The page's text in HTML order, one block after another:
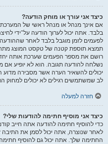
כיצד אני עורך או מוחק הודעה?
אם אינך מנהל או מנהל ראשי של
בלבד. אתה יכול לערוך הודעה על־ידי
לפעמים לזמן מוגבל בלבד לאחר
תמצא תוספת קטנה של טקסט המוצג
רושם את מספר הפעמים שערכת אותה
נשלחה להודעה תגובה. הוא לא יופיע
יכולים להשאיר הערה אשר מסבירה מדוע
לב שמשתמשים רגילים לא יכולים למחוק
חזרה למעלה
כיצד אני מוסיף חתימה להודעות שלי?
כדי להוסיף חתימה להודעה אתה חייב
לאחר שנוצרה, אתה יכול לסמן את התיבה
החתימה שלך. אתה יכול גם להוסיף